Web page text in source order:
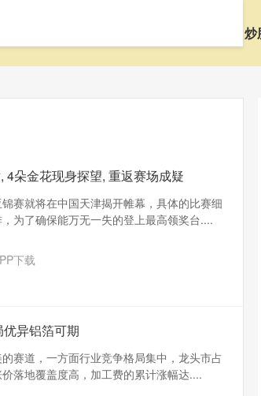
炒
朵金花现身探望, 重返赛场成疑
赛就将在中国天津揭开帷幕，具体的比赛细
为了确保能万无一失的登上最高领奖台....
下载
异铝箔可期
赛道，一方面行业竞争格局集中，龙头市占
落地覆盖度高，加工费的累计涨幅达....